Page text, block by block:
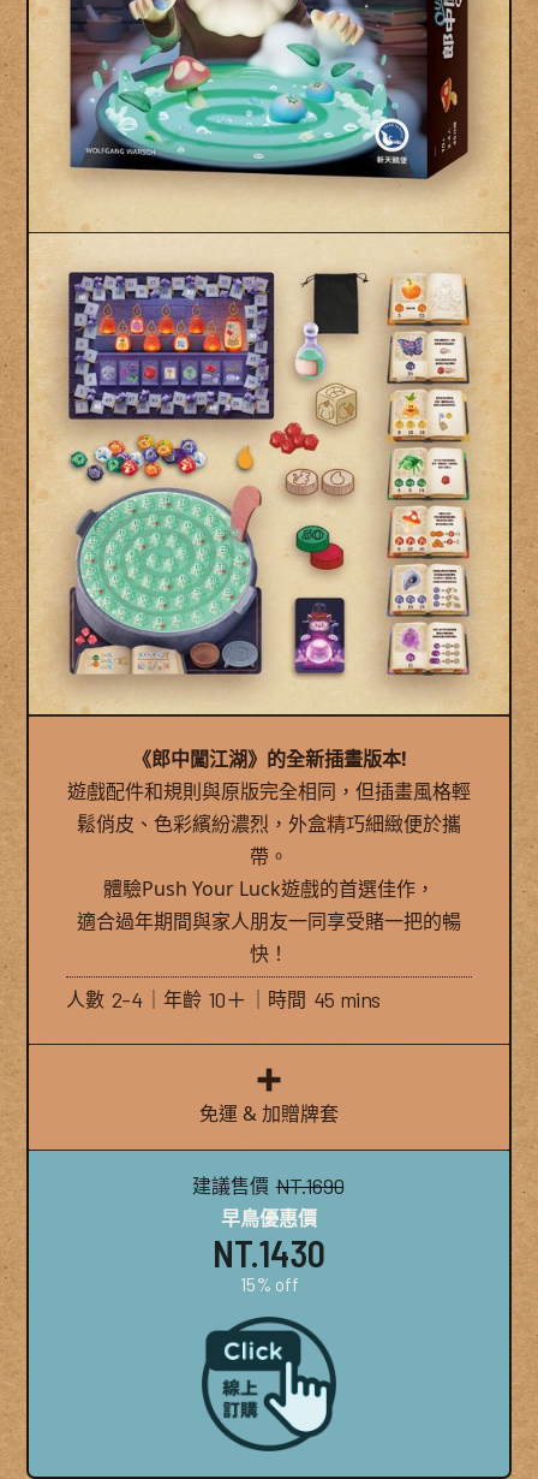
《郎中闖江湖》的全新插畫版本!
遊戲配件和規則與原版完全相同，但插畫風格輕
鬆俏皮、色彩繽紛濃烈，外盒精巧細緻便於攜
帶。
體驗Push Your Luck遊戲的首選佳作，
適合過年期間與家人朋友一同享受賭一把的暢
快！
人數 2-4 ｜年齡 10＋ ｜時間 45 mins
免運 & 加贈牌套
建議售價 NT.1690
早鳥優惠價
NT.1430
15% off